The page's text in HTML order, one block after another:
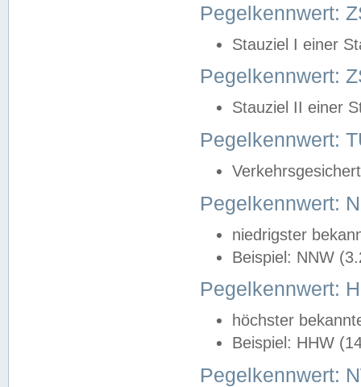
Pegelkennwert:
Stauziel I einer
Pegelkennwert:
Stauziel II einer
Pegelkennwert:
Pegelkennwert:
niedrigster
Beispiel: NNW
Pegelkennwert:
höchster
Beispiel: HHW
Pegelkennwert: